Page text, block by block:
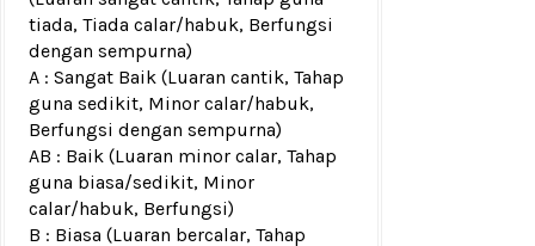
tiada, Tiada calar/habuk, Berfungsi
dengan sempurna)
A : Sangat Baik (Luaran cantik, Tahap
guna sedikit, Minor calar/habuk,
Berfungsi dengan sempurna)
AB : Baik (Luaran minor calar, Tahap
guna biasa/sedikit, Minor
calar/habuk, Berfungsi)
B : Biasa (Luaran bercalar, Tahap